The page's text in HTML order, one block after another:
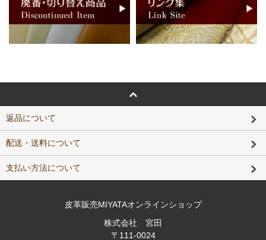
返品について
配送・送料について
支払い方法について
皮革販売MIYATAオンラインショップ
株式会社 宮田
〒111-0024